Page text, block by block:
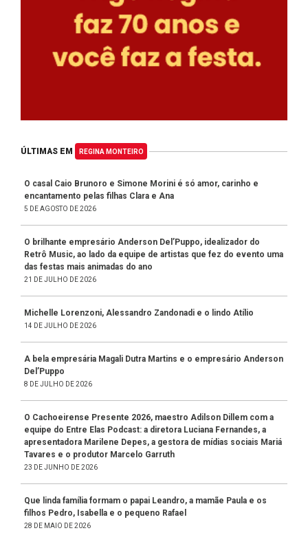
ÚLTIMAS EM REGINA MONTEIRO
O casal Caio Brunoro e Simone Morini é só amor, carinho e
encantamento pelas filhas Clara e Ana
5 DE AGOSTO DE 2026
O brilhante empresário Anderson Del’Puppo, idealizador do
Retrô Music, ao lado da equipe de artistas que fez do evento uma
das festas mais animadas do ano
21 DE JULHO DE 2026
Michelle Lorenzoni, Alessandro Zandonadi e o lindo Atílio
14 DE JULHO DE 2026
A bela empresária Magali Dutra Martins e o empresário Anderson
Del’Puppo
8 DE JULHO DE 2026
O Cachoeirense Presente 2026, maestro Adilson Dillem com a
equipe do Entre Elas Podcast: a diretora Luciana Fernandes, a
apresentadora Marilene Depes, a gestora de mídias sociais Mariá
Tavares e o produtor Marcelo Garruth
23 DE JUNHO DE 2026
Que linda família formam o papai Leandro, a mamãe Paula e os
filhos Pedro, Isabella e o pequeno Rafael
28 DE MAIO DE 2026